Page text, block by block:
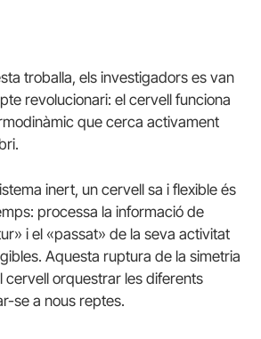
troballa, els investigadors es van
revolucionari: el cervell funciona
que cerca activament
inert, un cervell sa i flexible és
processa la informació de
i el «passat» de la seva activitat
Aquesta ruptura de la simetria
cervell orquestrar les diferents
se a nous reptes.